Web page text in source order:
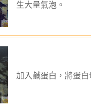
生大量氣泡。
加入鹹蛋白，將蛋